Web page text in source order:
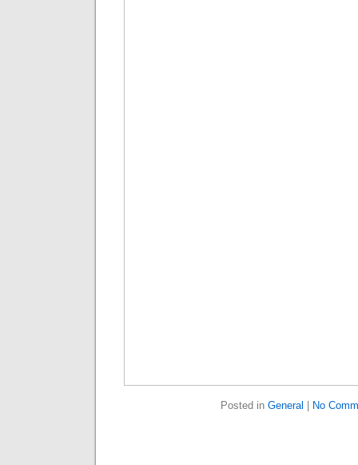
Posted in General No